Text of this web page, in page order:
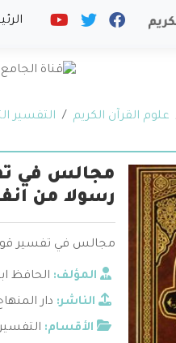
علوم القرآن الكريم التفسير
مجالس في
رسولا من
مجالس في تفسير
المؤلف: الحافظ
الناشر: دار
الأقسام: